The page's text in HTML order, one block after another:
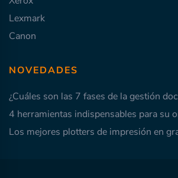
Lexmark
Canon
NOVEDADES
¿Cuáles son las 7 fases de la gestión
4 herramientas indispensables para su
Los mejores plotters de impresión en